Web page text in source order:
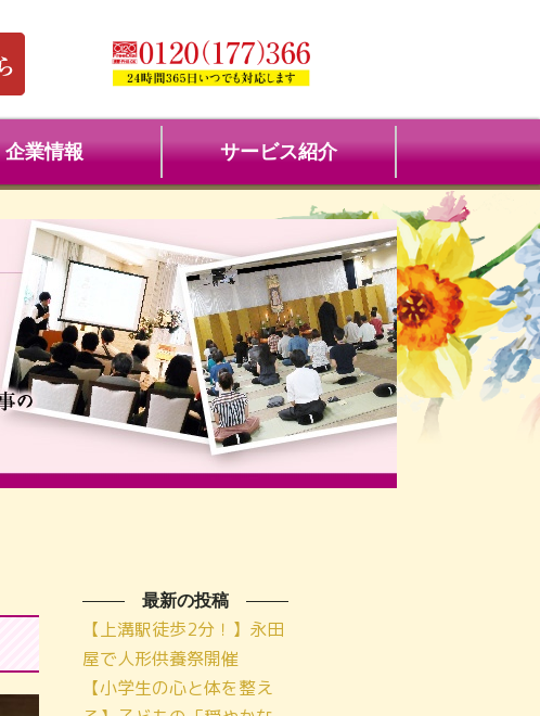
企業情報 サービス紹介
最新の投稿
【上溝駅徒歩2分！】永田
屋で人形供養祭開催
【小学生の心と体を整え